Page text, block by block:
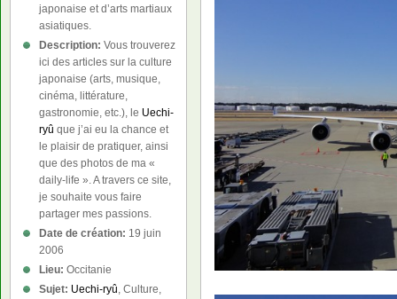
japonaise et d’arts martiaux
asiatiques.
Description: Vous trouverez
ici des articles sur la culture
japonaise (arts, musique,
cinéma, littérature,
gastronomie, etc.), le Uechi-
ryû que j’ai eu la chance et
le plaisir de pratiquer, ainsi
que des photos de ma «
daily-life ». A travers ce site,
je souhaite vous faire
partager mes passions.
Date de création: 19 juin
2006
Lieu: Occitanie
Sujet: Uechi-ryû, Culture,